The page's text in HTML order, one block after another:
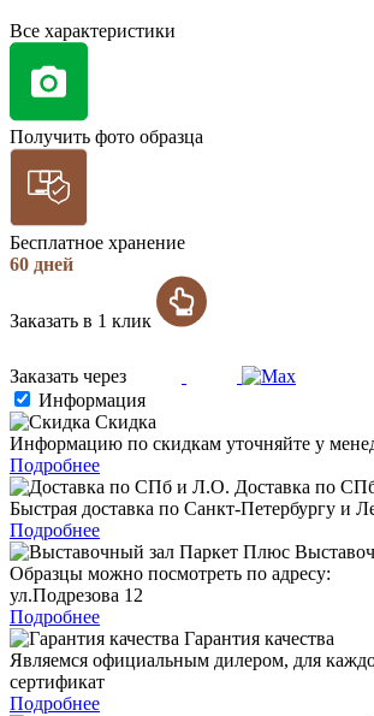
Все характеристики
Получить фото образца
Бесплатное хранение
60 дней
Заказать в 1 клик
Заказать через
Информация
Скидка
Информацию по скидкам уточняйте у
Подробнее
Доставка по
Быстрая доставка по Санкт-Петербургу и
Подробнее
Образцы можно посмотреть по адресу:
ул.Подрезова 12
Подробнее
Гарантия качества
Являемся официальным дилером, для
сертификат
Подробнее